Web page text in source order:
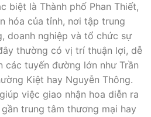
biệt là Thành phố Phan Thiết,
hóa của tỉnh, nơi tập trung
doanh nghiệp và tổ chức sự
thường có vị trí thuận lợi, dễ
các tuyến đường lớn như Trần
Kiệt hay Nguyễn Thông.
việc giao nhận hoa diễn ra
trung tâm thương mại hay